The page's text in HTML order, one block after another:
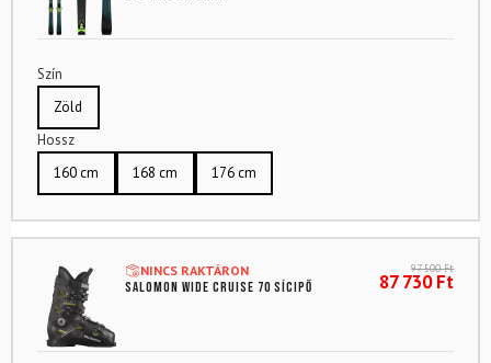
Szín
Zöld
Hossz
160 cm
168 cm 176 cm
NINCS RAKTÁRON
SALOMON Wide Cruise 70 sícipő
97 500Ft
87 730Ft